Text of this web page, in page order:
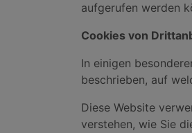
aufgerufen werden
Cookies von
In einigen
beschrieben, auf
Diese Website
verstehen, wie Sie